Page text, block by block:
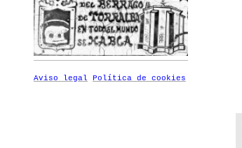
Aviso legal Política de cookies